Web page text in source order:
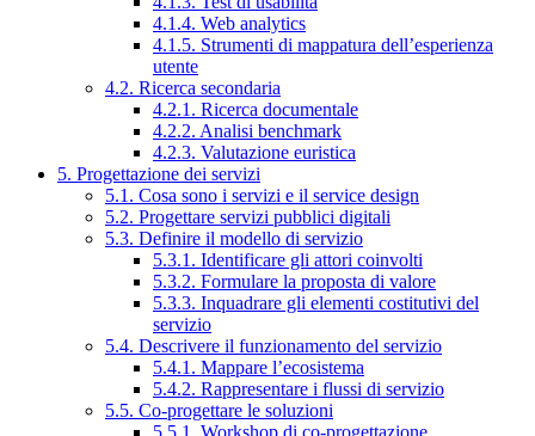
4.1.4. Web analytics
4.1.5. Strumenti di mappatura dell’esperienza
utente
4.2. Ricerca secondaria
4.2.1. Ricerca documentale
4.2.2. Analisi benchmark
4.2.3. Valutazione euristica
5. Progettazione dei servizi
5.1. Cosa sono i servizi e il service design
5.2. Progettare servizi pubblici digitali
5.3. Definire il modello di servizio
5.3.1. Identificare gli attori coinvolti
5.3.2. Formulare la proposta di valore
5.3.3. Inquadrare gli elementi costitutivi del
servizio
5.4. Descrivere il funzionamento del servizio
5.4.1. Mappare l’ecosistema
5.4.2. Rappresentare i flussi di servizio
5.5. Co-progettare le soluzioni
5.5.1. Workshop di co-progettazione